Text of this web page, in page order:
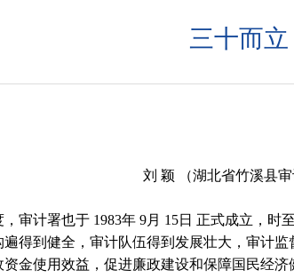
三十而立
刘 颖 （湖北省竹溪县审
，审计署也于 1983年 9月 15日 正式成立，时
得到健全，审计队伍得到发展壮大，审计
金使用效益，促进廉政建设和保障国民经济